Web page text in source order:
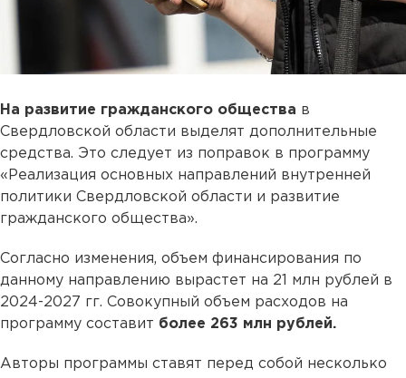
На развитие гражданского общества в
Свердловской области выделят дополнительные
средства. Это следует из поправок в программу
«Реализация основных направлений внутренней
политики Свердловской области и развитие
гражданского общества».
Согласно изменения, объем финансирования по
данному направлению вырастет на 21 млн рублей в
2024-2027 гг. Совокупный объем расходов на
программу составит более 263 млн рублей.
Авторы программы ставят перед собой несколько